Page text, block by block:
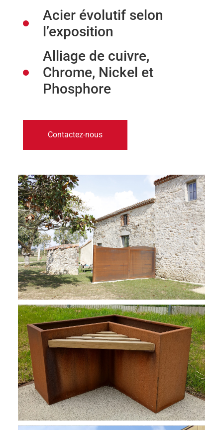
Acier évolutif selon
l’exposition
Alliage de cuivre,
Chrome, Nickel et
Phosphore
Contactez-nous